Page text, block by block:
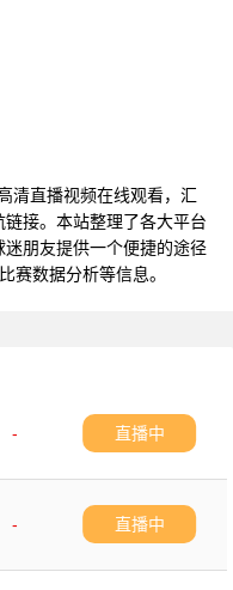
清直播视频在线观看，汇
接。本站整理了各大平台
朋友提供一个便捷的途径
赛数据分析等信息。
-
直播中
-
直播中